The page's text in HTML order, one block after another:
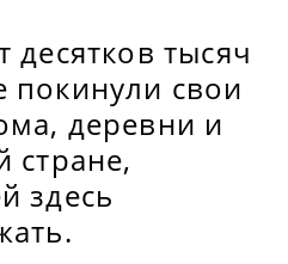
тысяч
свои
деревни и
стране,
здесь